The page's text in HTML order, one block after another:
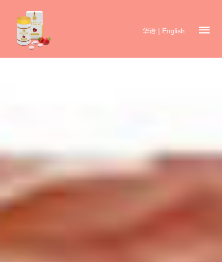
华语 | English